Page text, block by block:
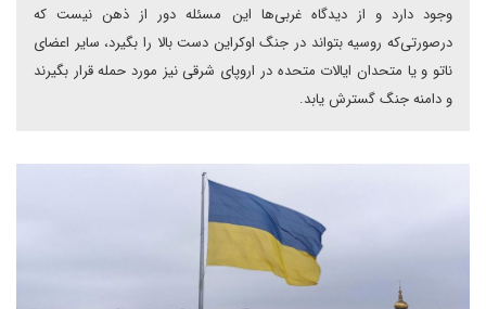
وجود دارد و از دیدگاه غربی‌ها این مسئله دور از ذهن نیست که
درصورتی‌که روسیه بتواند در جنگ اوکراین دست بالا را بگیرد، سایر اعضای
ناتو و یا متحدان ایالات متحده در اروپای شرقی نیز مورد حمله قرار بگیرند
و دامنه جنگ گسترش یابد.